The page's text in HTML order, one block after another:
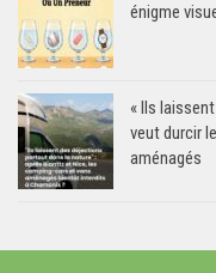
énigme
« Ils
veut durcir
aménagés